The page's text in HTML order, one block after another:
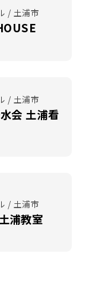
/ 土浦市
/ 土浦市
会 土浦看
/ 土浦市
浦教室